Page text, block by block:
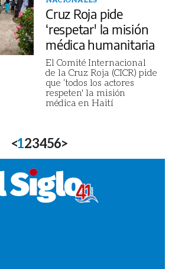
Cruz Roja pide
‘respetar' la misión
médica humanitaria
El Comité Internacional
de la Cruz Roja (CICR) pide
que ‘todos los actores
respeten' la misión
médica en Haití
<123456>